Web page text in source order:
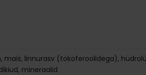
mais, linnurasv (tokoferoolidega),
mineraalid